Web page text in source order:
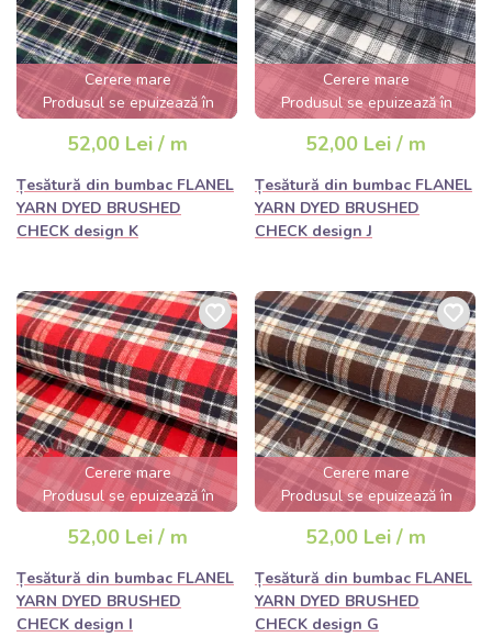
Cerere mare
Produsul se epuizează în
câteva ore
52,00 Lei / m
Țesătură din bumbac FLANEL
YARN DYED BRUSHED
CHECK design K
Cerere mare
Produsul se epuizează în
câteva ore
52,00 Lei / m
Țesătură din bumbac FLANEL
YARN DYED BRUSHED
CHECK design J
Cerere mare
Produsul se epuizează în
câteva ore
52,00 Lei / m
Țesătură din bumbac FLANEL
YARN DYED BRUSHED
CHECK design I
Cerere mare
Produsul se epuizează în
câteva ore
52,00 Lei / m
Țesătură din bumbac FLANEL
YARN DYED BRUSHED
CHECK design G